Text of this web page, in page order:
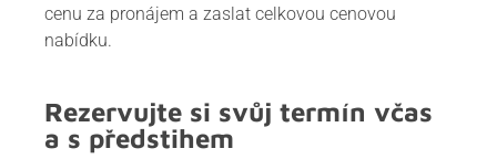
cenu za pronájem a zaslat celkovou cenovou
nabídku.
Rezervujte si svůj termín včas
a s předstihem